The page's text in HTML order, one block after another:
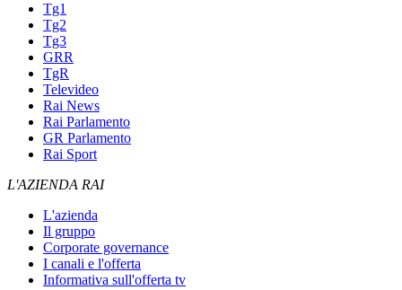
Tg1
Tg2
Tg3
GRR
TgR
Televideo
Rai News
Rai Parlamento
GR Parlamento
Rai Sport
L'AZIENDA RAI
L'azienda
Il gruppo
Corporate governance
I canali e l'offerta
Informativa sull'offerta tv